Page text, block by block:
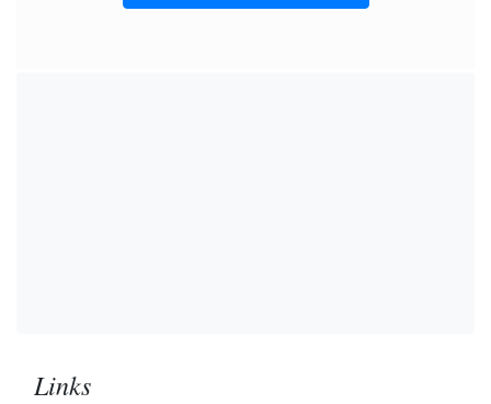
Links